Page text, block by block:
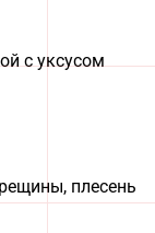
с уксусом
плесень